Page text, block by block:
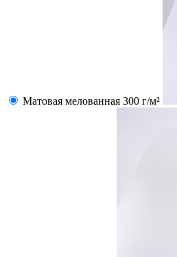
Матовая мелованная 300 г/м²